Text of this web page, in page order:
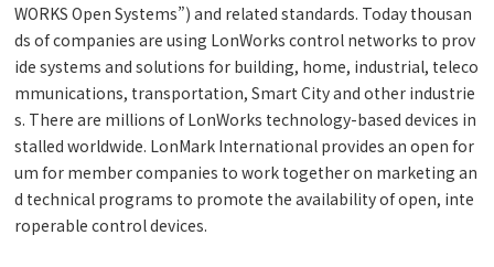
WORKS Open Systems”) and related standards. Today thousan
ds of companies are using LonWorks control networks to prov
ide systems and solutions for building, home, industrial, teleco
mmunications, transportation, Smart City and other industrie
s. There are millions of LonWorks technology-based devices in
stalled worldwide. LonMark International provides an open for
um for member companies to work together on marketing an
d technical programs to promote the availability of open, inte
roperable control devices.